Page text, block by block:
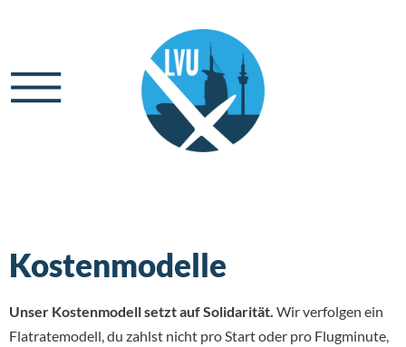
Kostenmodelle
Unser Kostenmodell setzt auf Solidarität. Wir verfolgen ein
Flatratemodell, du zahlst nicht pro Start oder pro Flugminute,